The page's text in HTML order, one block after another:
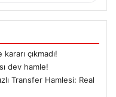
çıkmadı!
dev hamle!
Transfer Hamlesi: Real